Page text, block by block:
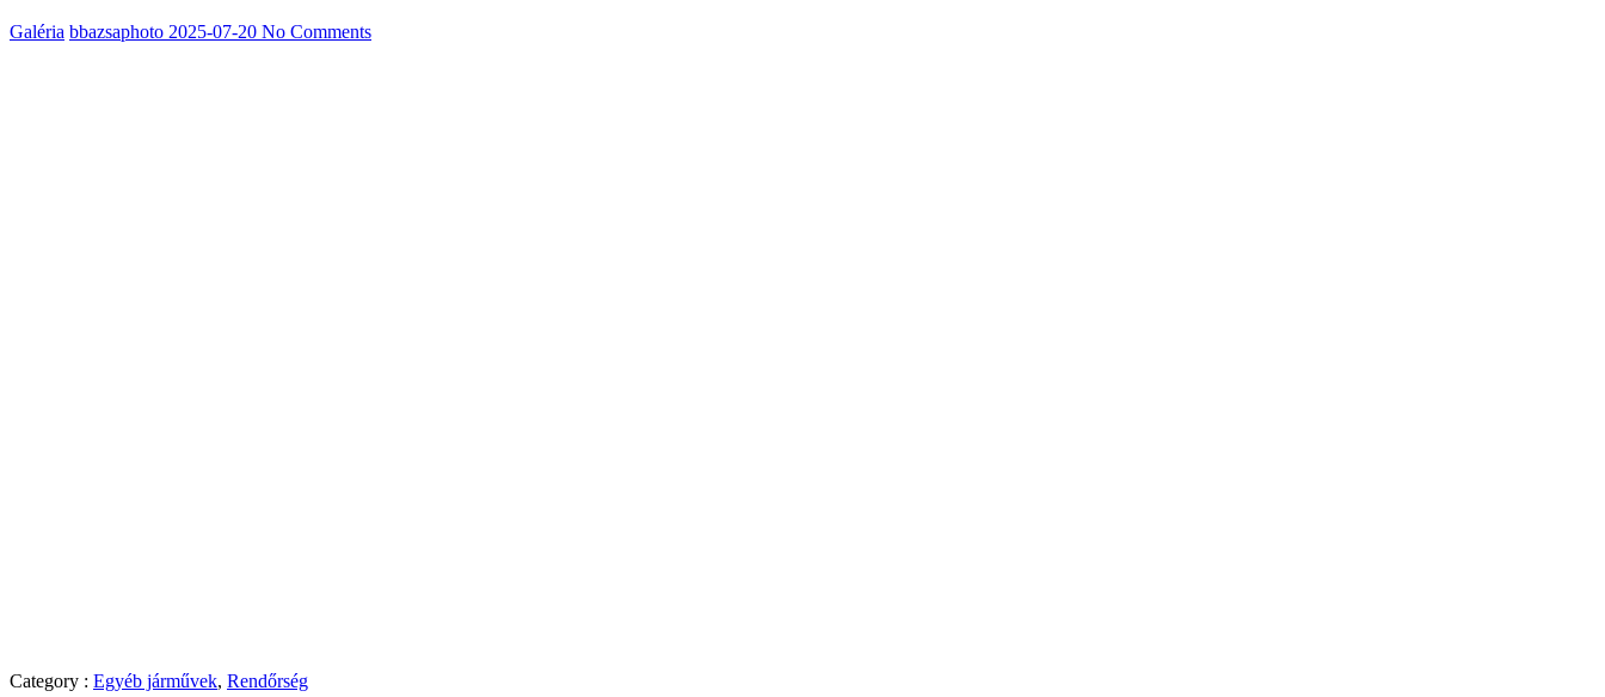
Galéria bbazsaphoto 2025-07-20 No Comments
Category : Egyéb járművek, Rendőrség